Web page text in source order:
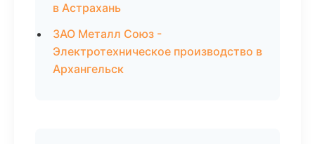
в Астрахань
ЗАО Металл Союз -
Электротехническое производство в
Архангельск